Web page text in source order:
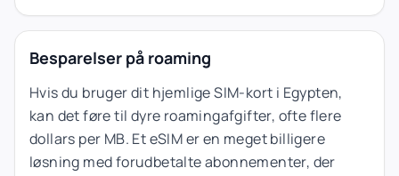
Besparelser på roaming
Hvis du bruger dit hjemlige SIM-kort i Egypten,
kan det føre til dyre roamingafgifter, ofte flere
dollars per MB. Et eSIM er en meget billigere
løsning med forudbetalte abonnementer, der